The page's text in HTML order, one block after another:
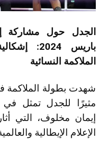
الجدل حول مشاركة
باريس
الملاكمة النسائية
مثيرًا للجدل تمثل في
إيمان مخلوف، التي
الإعلام الإيطالية